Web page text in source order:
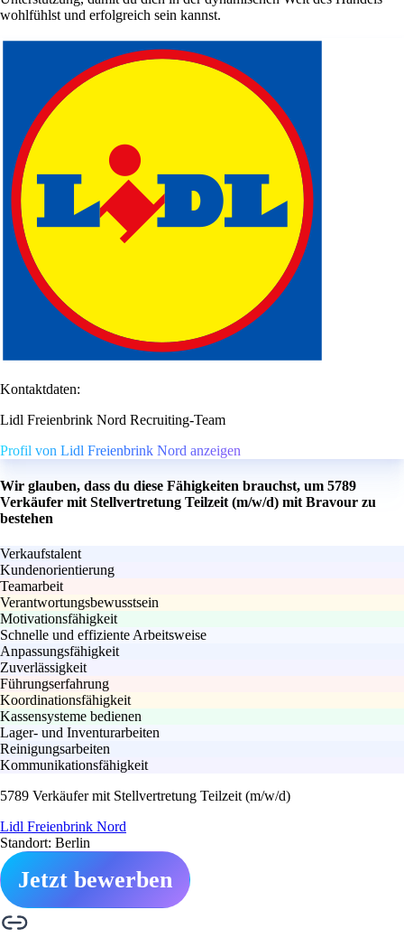
wohlfühlst und erfolgreich sein kannst.
Kontaktdaten:
Lidl Freienbrink Nord Recruiting-Team
Profil von Lidl Freienbrink Nord anzeigen
Wir glauben, dass du diese Fähigkeiten brauchst, um 5789
Verkäufer mit Stellvertretung Teilzeit (m/w/d) mit Bravour zu
bestehen
Verkaufstalent
Kundenorientierung
Teamarbeit
Verantwortungsbewusstsein
Motivationsfähigkeit
Schnelle und effiziente Arbeitsweise
Anpassungsfähigkeit
Zuverlässigkeit
Führungserfahrung
Koordinationsfähigkeit
Kassensysteme bedienen
Lager- und Inventurarbeiten
Reinigungsarbeiten
Kommunikationsfähigkeit
5789 Verkäufer mit Stellvertretung Teilzeit (m/w/d)
Lidl Freienbrink Nord
Standort: Berlin
Jetzt bewerben